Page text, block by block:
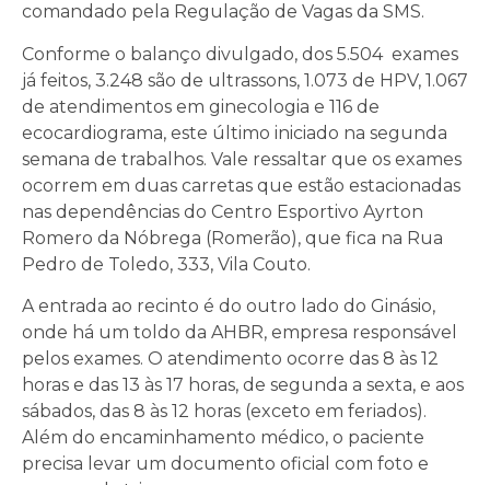
comandado pela Regulação de Vagas da SMS.
Conforme o balanço divulgado, dos 5.504 exames
já feitos, 3.248 são de ultrassons, 1.073 de HPV, 1.067
de atendimentos em ginecologia e 116 de
ecocardiograma, este último iniciado na segunda
semana de trabalhos. Vale ressaltar que os exames
ocorrem em duas carretas que estão estacionadas
nas dependências do Centro Esportivo Ayrton
Romero da Nóbrega (Romerão), que fica na Rua
Pedro de Toledo, 333, Vila Couto.
A entrada ao recinto é do outro lado do Ginásio,
onde há um toldo da AHBR, empresa responsável
pelos exames. O atendimento ocorre das 8 às 12
horas e das 13 às 17 horas, de segunda a sexta, e aos
sábados, das 8 às 12 horas (exceto em feriados).
Além do encaminhamento médico, o paciente
precisa levar um documento oficial com foto e